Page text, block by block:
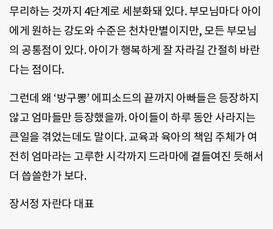
무리하는 것까지 4단계로 세분화돼 있다. 부모님마다 아이
에게 원하는 강도와 수준은 천차만별이지만, 모든 부모님
의 공통점이 있다. 아이가 행복하게 잘 자라길 간절히 바란
다는 점이다.
그런데 왜 ‘방구뽕’ 에피소드의 끝까지 아빠들은 등장하지
않고 엄마들만 등장했을까. 아이들이 하루 동안 사라지는
큰일을 겪었는데도 말이다. 교육과 육아의 책임 주체가 여
전히 엄마라는 고루한 시각까지 드라마에 곁들여진 듯해서
더 씁쓸한가 보다.
장서정 자란다 대표